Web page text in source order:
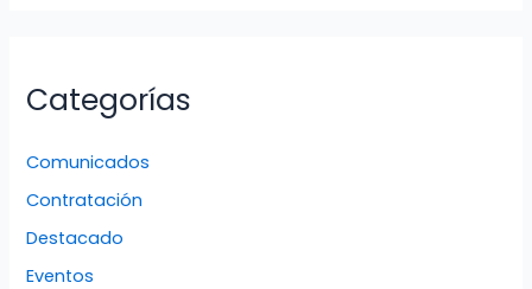
Categorías
Comunicados
Contratación
Destacado
Eventos